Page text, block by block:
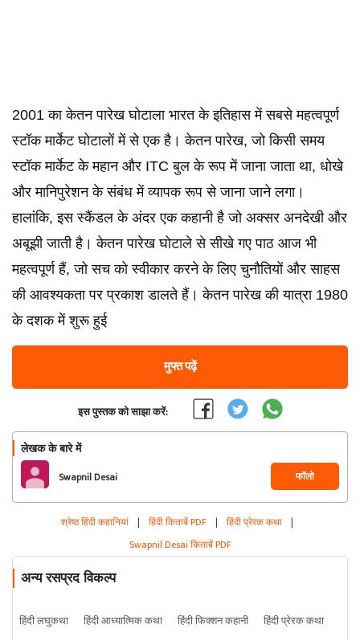
2001 का केतन पारेख घोटाला भारत के इतिहास में सबसे महत्वपूर्ण
स्टॉक मार्केट घोटालों में से एक है। केतन पारेख, जो किसी समय
स्टॉक मार्केट के महान और ITC बुल के रूप में जाना जाता था, धोखे
और मानिपुरेशन के संबंध में व्यापक रूप से जाना जाने लगा।
हालांकि, इस स्कैंडल के अंदर एक कहानी है जो अक्सर अनदेखी और
अबूझी जाती है। केतन पारेख घोटाले से सीखे गए पाठ आज भी
महत्वपूर्ण हैं, जो सच को स्वीकार करने के लिए चुनौतियों और साहस
की आवश्यकता पर प्रकाश डालते हैं। केतन पारेख की यात्रा 1980
के दशक में शुरू हुई
मुफ्त पढ़ें
इस पुस्तक को साझा करें:
लेखक के बारे में
Swapnil Desai फॉलो
श्रेष्ठ हिंदी कहानियां | हिंदी किताबें PDF | हिंदी प्रेरक कथा |
Swapnil Desai किताबें PDF
अन्य रसप्रद विकल्प
हिंदी लघुकथा हिंदी आध्यात्मिक कथा हिंदी फिक्शन कहानी हिंदी प्रेरक कथा